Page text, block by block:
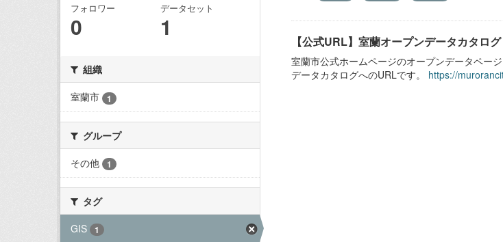
フォロワー
0
データセット
1
組織
室蘭市
1
グループ
その他
1
タグ
GIS
1
【公式URL】室蘭オープンデータカタログ
室蘭市公式ホームページのオープンデータページ
データカタログへのURLです。 https://